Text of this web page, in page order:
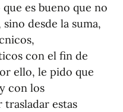
es bueno que no
desde la suma,
con el fin de
ello, le pido que
con los
estas